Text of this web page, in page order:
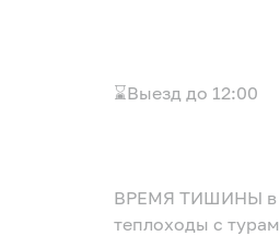
⌛Выезд до 12:00
ВРЕМЯ ТИШИНЫ в
теплоходы с